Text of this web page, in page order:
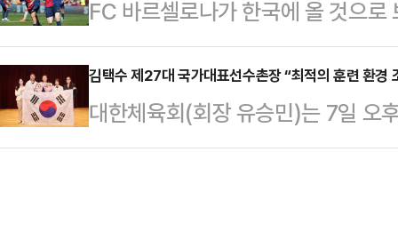
8m로 한 번에 성공시키기에는 만
은 침…
7320억원) 계약에 합의했다. 메디
다.내년부터 적용될 이 계약에 따라
토 유니폼을 입고 뛴다.올 시즌 종
로 주니어는 줄다리기 끝에 결국 장
존…
FC 바르셀로나가 한국에 올 것으
리가 명문구단 FC바르셀로나-대구
로나 2025 아시아투어(한국, 일본
4월 말 체결하기로 했다”고 7일
아투어 일정으로 한국을 방문해 K
김택수 제27대 국가대표선수촌장 “최적의 훈련 환경
대한체육회(회장 유승민)는 7일 오
제27대 국가대표선수촌장 취임식